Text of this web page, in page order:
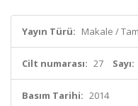
Yayın Türü: Makale /
Cilt numarası: 27 Sayı:
Basım Tarihi: 2014